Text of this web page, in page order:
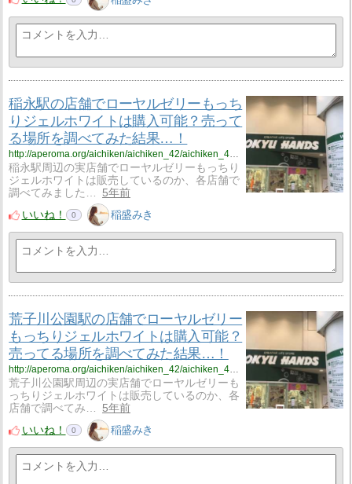
稲永駅の店舗でローヤルゼリーもっち
りジェルホワイトは購入可能？売って
る場所を調べてみた結果…！
稲永駅周辺の実店舗でローヤルゼリーもっちり
ジェルホワイトは販売しているのか、各店舗で
調べてみました…
5年前
いいね！
0 稲盛みき
荒子川公園駅の店舗でローヤルゼリー
もっちりジェルホワイトは購入可能？
売ってる場所を調べてみた結果…！
荒子川公園駅周辺の実店舗でローヤルゼリーも
っちりジェルホワイトは販売しているのか、各
店舗で調べてみ…
5年前
いいね！
0 稲盛みき